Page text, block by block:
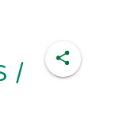
/